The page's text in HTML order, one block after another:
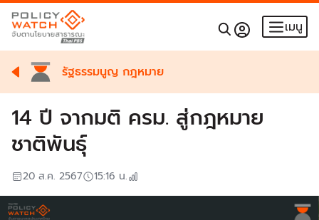
เมนู
รัฐธรรมนูญ กฎหมาย
14 ปี จากมติ ครม. สู่กฎหมาย
ชาติพันธุ์
20 ส.ค. 2567 15:16 น.